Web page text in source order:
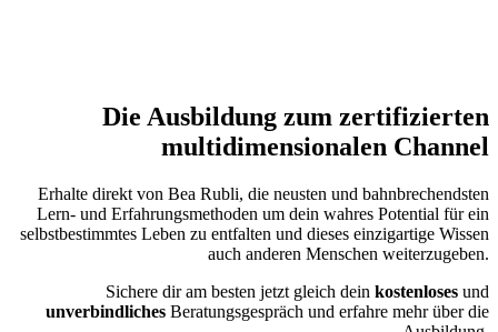
Die Ausbildung zum zertifizierten
multidimensionalen Channel
Erhalte direkt von Bea Rubli, die neusten und bahnbrechendsten
Lern- und Erfahrungsmethoden um dein wahres Potential für ein
selbstbestimmtes Leben zu entfalten und dieses einzigartige Wissen
auch anderen Menschen weiterzugeben.
Sichere dir am besten jetzt gleich dein kostenloses und
unverbindliches Beratungsgespräch und erfahre mehr über die